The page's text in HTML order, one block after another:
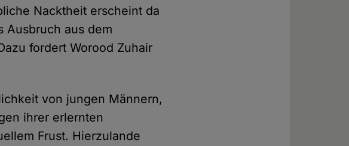
Nacktheit erscheint da
Ausbruch aus dem
fordert Worood Zuhair
von jungen Männern,
ihrer erlernten
Frust. Hierzulande